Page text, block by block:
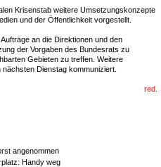
Krisenstab weitere Umsetzungskonzepte
und der Öffentlichkeit vorgestellt.
an die Direktionen und den
der Vorgaben des Bundesrats zu
Gebieten zu treffen. Weitere
Dienstag kommuniziert.
red.
angenommen
Handy weg